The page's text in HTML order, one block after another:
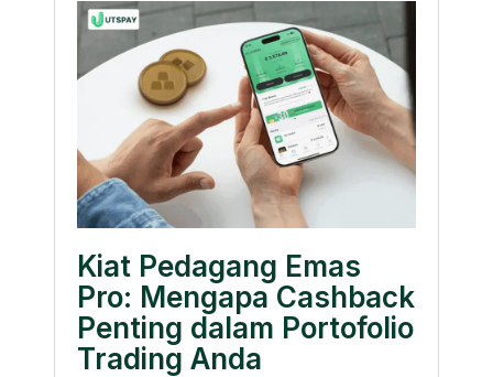
Kiat Pedagang Emas
Pro: Mengapa Cashback
Penting dalam Portofolio
Trading Anda